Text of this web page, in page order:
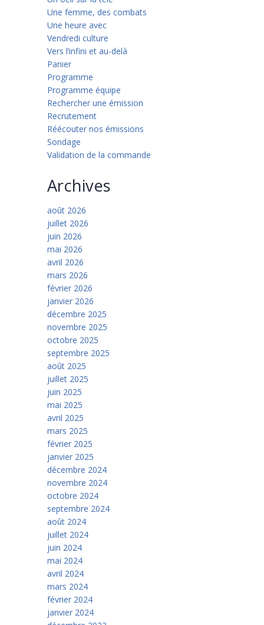
Une femme, des combats
Une heure avec
Vendredi culture
Vers l’infini et au-delà
Panier
Programme
Programme équipe
Rechercher une émission
Recrutement
Réécouter nos émissions
Sondage
Validation de la commande
Archives
août 2026
juillet 2026
juin 2026
mai 2026
avril 2026
mars 2026
février 2026
janvier 2026
décembre 2025
novembre 2025
octobre 2025
septembre 2025
août 2025
juillet 2025
juin 2025
mai 2025
avril 2025
mars 2025
février 2025
janvier 2025
décembre 2024
novembre 2024
octobre 2024
septembre 2024
août 2024
juillet 2024
juin 2024
mai 2024
avril 2024
mars 2024
février 2024
janvier 2024